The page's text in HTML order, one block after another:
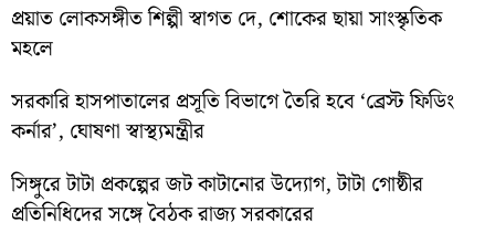
প্রয়াত লোকসঙ্গীত শিল্পী স্বাগত দে, শোকের ছায়া সাংস্কৃতিক
মহলে
সরকারি হাসপাতালের প্রসূতি বিভাগে তৈরি হবে ‘ব্রেস্ট ফিডিং
কর্নার’, ঘোষণা স্বাস্থ্যমন্ত্রীর
সিঙ্গুরে টাটা প্রকল্পের জট কাটানোর উদ্যোগ, টাটা গোষ্ঠীর
প্রতিনিধিদের সঙ্গে বৈঠক রাজ্য সরকারের